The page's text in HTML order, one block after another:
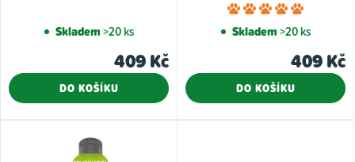
k
t
Skladem>20 ks
409 Kč
DO KOŠÍKU
je
z
Skladem>20 ks
409 Kč
DO KOŠÍKU